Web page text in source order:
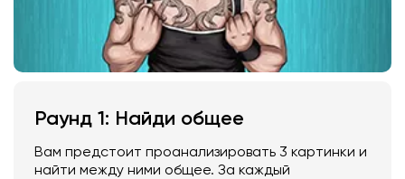
Раунд 1: Найди общее
Вам предстоит проанализировать 3 картинки и
найти между ними общее. За каждый